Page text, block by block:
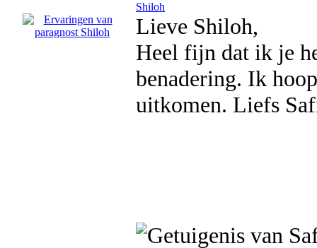
Shiloh
Lieve Shiloh,
Heel fijn dat ik je
benadering. Ik
uitkomen. Liefs